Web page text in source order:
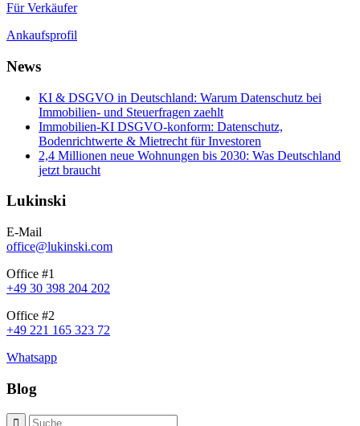
Für Verkäufer
Ankaufsprofil
News
KI & DSGVO in Deutschland: Warum Datenschutz bei
Immobilien- und Steuerfragen zaehlt
Immobilien-KI DSGVO-konform: Datenschutz,
Bodenrichtwerte & Mietrecht für Investoren
2,4 Millionen neue Wohnungen bis 2030: Was Deutschland
jetzt braucht
Lukinski
E-Mail
office@lukinski.com
Office #1
+49 30 398 204 202
Office #2
+49 221 165 323 72
Whatsapp
Blog